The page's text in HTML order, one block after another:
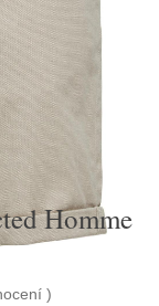
Homme
)